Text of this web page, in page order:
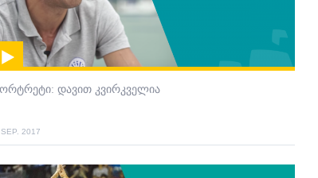
დავით კვირკველია
2017